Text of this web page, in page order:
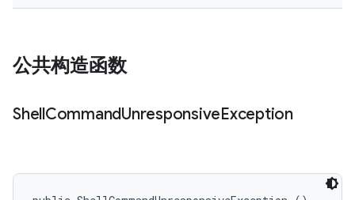
公共构造函数
ShellCommandUnresponsiveException